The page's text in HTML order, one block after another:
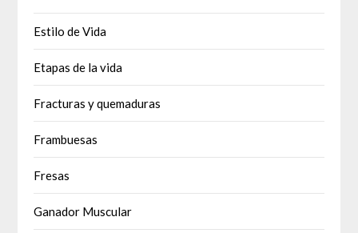
Estilo de Vida
Etapas de la vida
Fracturas y quemaduras
Frambuesas
Fresas
Ganador Muscular